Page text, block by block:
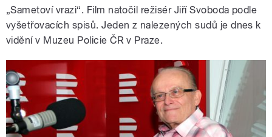
„Sametoví vrazi“. Film natočil režisér Jiří Svoboda podle
vyšetřovacích spisů. Jeden z nalezených sudů je dnes k
vidění v Muzeu Policie ČR v Praze.